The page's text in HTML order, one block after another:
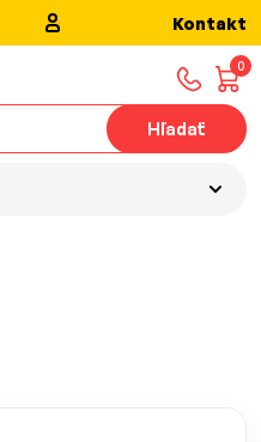
Kontakt
0
Hľadať